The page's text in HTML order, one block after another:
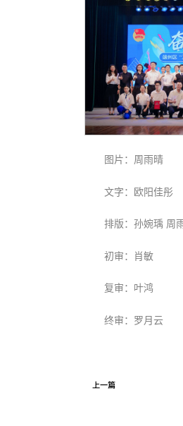
图片：周雨晴
文字：欧阳佳彤
排版：孙婉瑀 周
初审：肖敏
复审：叶鸿
终审：罗月云
上一篇